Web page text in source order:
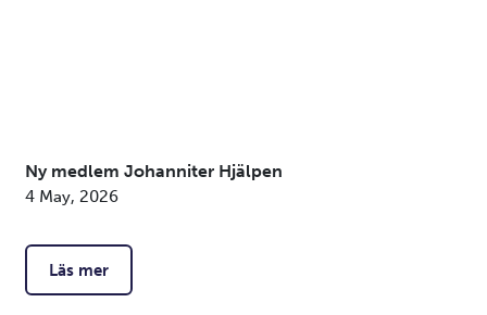
Ny medlem Johanniter Hjälpen
4 May, 2026
Läs mer